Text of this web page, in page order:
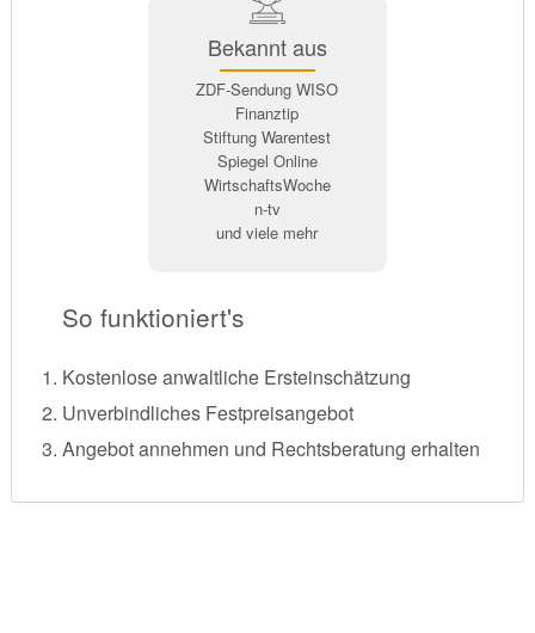
Bekannt aus
ZDF-Sendung WISO
Finanztip
Stiftung Warentest
Spiegel Online
WirtschaftsWoche
n-tv
und viele mehr
So funktioniert's
Kostenlose anwaltliche Ersteinschätzung
Unverbindliches Festpreisangebot
Angebot annehmen und Rechtsberatung erhalten